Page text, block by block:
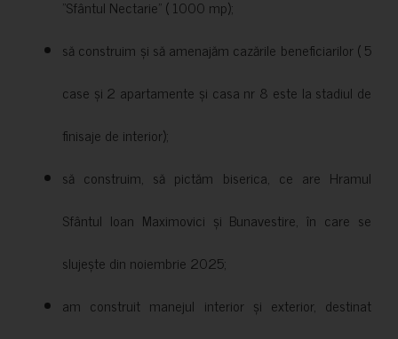
”Sfântul Nectarie” ( 1000 mp);
să construim și să amenajăm cazările beneficiarilor ( 5
case și 2 apartamente și casa nr 8 este la stadiul de
finisaje de interior);
să construim, să pictăm biserica, ce are Hramul
Sfântul Ioan Maximovici și Bunavestire, în care se
slujește din noiembrie 2025;
am construit manejul interior și exterior, destinat